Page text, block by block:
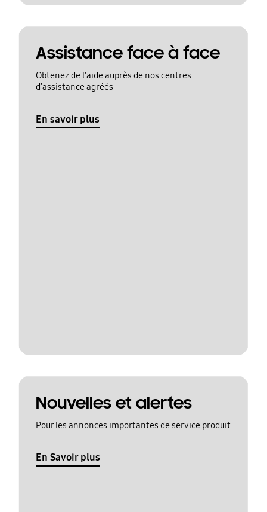
Assistance face à face
Obtenez de l'aide auprès de nos centres
d'assistance agréés
En savoir plus
Nouvelles et alertes
Pour les annonces importantes de service produit
En Savoir plus